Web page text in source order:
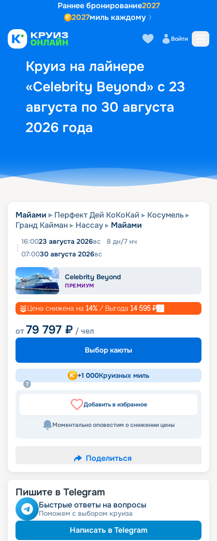
Раннее бронирование2027
2027миль каждому
Войти
Круиз на лайнере
«Celebrity Beyond» с 23
августа по 30 августа
2026 года
Выбор кают Маршрут и
Майами Перфект Дей КоКоКай
Косумель
Гранд Кайман
Нассау Майами
16:0023 августа 2026вс 8 дн/7 нч
07:0030 августа 2026вс
Celebrity Beyond
ПРЕМИУМ
Цена снижена на 14% / Выгода 14 595 ₽
от79 797 ₽ / чел
Выбор каюты
+1 000Круизных миль
Добавить в избранное
Моментально оповестим о снижении цены
Поделиться
Пишите в Telegram
Быстрые ответы на вопросы
Поможем с выбором круиза
Написать в Telegram